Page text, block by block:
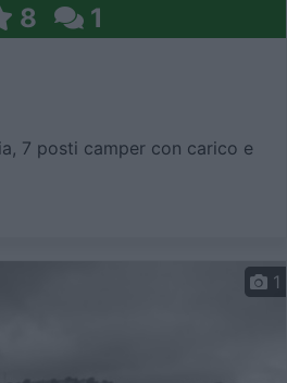
8 1
7 posti camper con carico e
1